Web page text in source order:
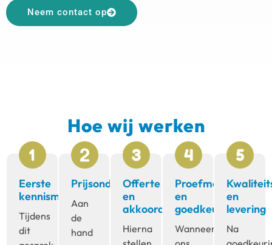
Neem contact op
Hoe wij werken
Eerste
kennismaking
Tijdens
dit
Prijsonderzoek
Aan
de
hand
Offerte
en
akkoord
Hierna
Proefmodel
en
goedkeuring
Wanneer
en
levering
Na